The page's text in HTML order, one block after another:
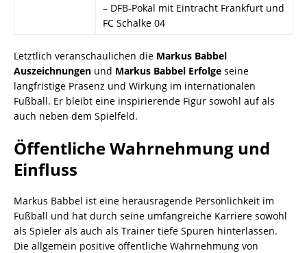
– DFB-Pokal mit Eintracht Frankfurt und
FC Schalke 04
Letztlich veranschaulichen die Markus Babbel
Auszeichnungen und Markus Babbel Erfolge seine
langfristige Präsenz und Wirkung im internationalen
Fußball. Er bleibt eine inspirierende Figur sowohl auf als
auch neben dem Spielfeld.
Öffentliche Wahrnehmung und
Einfluss
Markus Babbel ist eine herausragende Persönlichkeit im
Fußball und hat durch seine umfangreiche Karriere sowohl
als Spieler als auch als Trainer tiefe Spuren hinterlassen.
Die allgemein positive öffentliche Wahrnehmung von